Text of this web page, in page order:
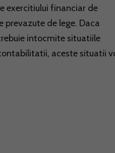
exercitiului financiar de
de lege. Daca
intocmite situatiile
aceste situatii